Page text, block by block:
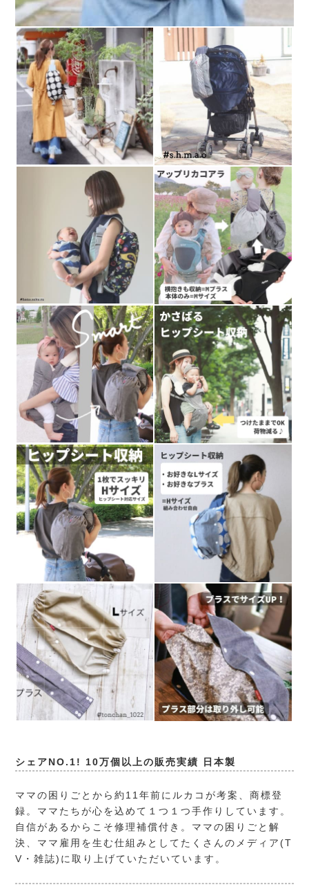
シェアNO.1! 10万個以上の販売実績 日本製
ママの困りごとから約11年前にルカコが考案、商標登
録。ママたちが心を込めて１つ１つ手作りしています。
自信があるからこそ修理補償付き。ママの困りごと解
決、ママ雇用を生む仕組みとしてたくさんのメディア(T
V・雑誌)に取り上げていただいています。